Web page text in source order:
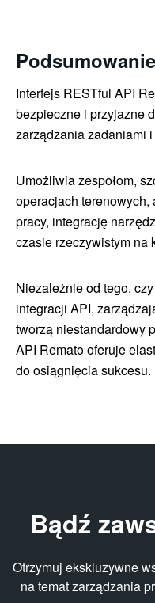
Podsumowanie
Interfejs RESTful API
bezpieczne i przyjazne
zarządzania zadaniami
Umożliwia zespołom,
operacjach terenowych,
pracy, integrację
czasie rzeczywistym na
Niezależnie od tego,
integracji API,
tworzą niestandardowy
API Remato oferuje
do osiągnięcia sukcesu.
Bądź
Otrzymuj ekskluzywne
na temat zarządzania